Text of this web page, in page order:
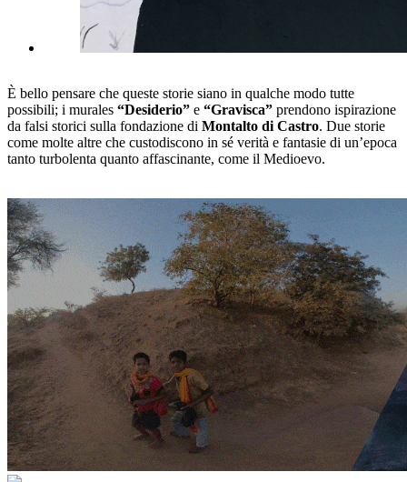
È bello pensare che queste storie siano in qualche modo tutte
possibili; i murales “Desiderio” e “Gravisca” prendono ispirazione
da falsi storici sulla fondazione di Montalto di Castro. Due storie
come molte altre che custodiscono in sé verità e fantasie di un’epoca
tanto turbolenta quanto affascinante, come il Medioevo.